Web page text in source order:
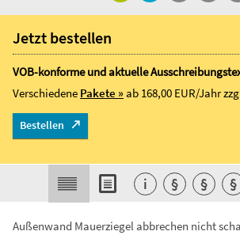
Außenwand Mauerziegel abbrechen nicht
Jetzt bestellen
VOB-konforme und aktuelle
Verschiedene Pakete »ab 168,00 EUR/Jahr
Bestellen
i § § §